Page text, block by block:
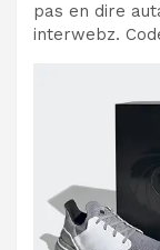
pas en dire
interwebz.